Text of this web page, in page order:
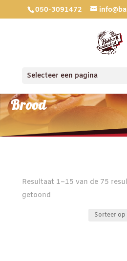
050-3091472
Selecteer een pagina
Brood
Resultaat 1–15 van de 75
getoondGesorteerd